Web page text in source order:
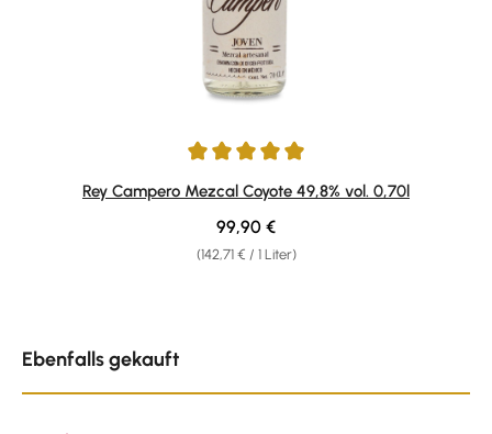
Durchschnittliche Bewertung von 5 von 5 Sternen
Rey Campero Mezcal Coyote 49,8% vol. 0,70l
(142,71 € / 1 Liter)
Regulärer Preis:
99,90 €
Ebenfalls gekauft